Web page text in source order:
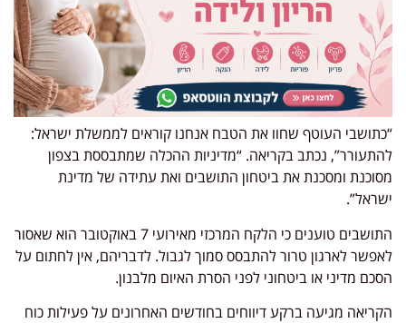
“כתושבי העוטף שחוו את הטבח אנחנו קוראים לממשלת ישראל:
להתעורר”, נכתב בקריאה. “מדיניות ההכלה שמתבססת בצפון
מסוכנת ומסכנת את ביטחון התושבים ואת עתידה של מדינת
ישראל”.
התושבים טוענים כי הלקח המרכזי מאירועי 7 באוקטובר הוא שאסור
לאפשר לארגון טרור להתבסס סמוך לגבול. לדבריהם, אין לחתום על
הסכם מדיני או ביטחוני לפני הסרת האיום מלבנון.
הקריאה מגיעה ברקע דיווחים בחודשים האחרונים על פעילות כוח